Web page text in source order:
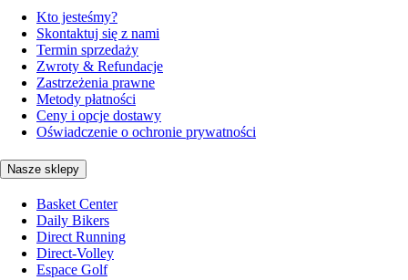
Kto jesteśmy?
Skontaktuj się z nami
Termin sprzedaży
Zwroty & Refundacje
Zastrzeżenia prawne
Metody płatności
Ceny i opcje dostawy
Oświadczenie o ochronie prywatności
Nasze sklepy
Basket Center
Daily Bikers
Direct Running
Direct-Volley
Espace Golf